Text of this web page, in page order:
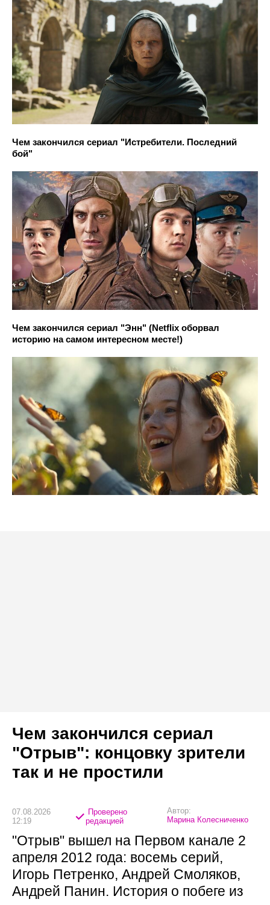
Чем закончился сериал "Истребители. Последний
бой"
Чем закончился сериал "Энн" (Netflix оборвал
историю на самом интересном месте!)
Чем закончился сериал
"Отрыв": концовку зрители
так и не простили
07.08.2026
12:19
Проверено
редакцией
Автор:
Марина Колесниченко
"Отрыв" вышел на Первом канале 2
апреля 2012 года: восемь серий,
Игорь Петренко, Андрей Смоляков,
Андрей Панин. История о побеге из